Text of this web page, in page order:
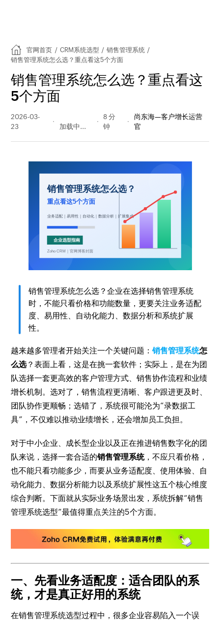
官网首页 / CRM系统选型 / 销售管理系统 /
销售管理系统怎么选？重点看这5个方面
销售管理系统怎么选？重点看这
5个方面
2026-03-
23
量
8 分
钟
尚东海—客户增长运营
官
销售管理系统怎么选？企业在选择销售管理系统
时，不能只看价格和功能数量，更要关注业务适配
度、易用性、自动化能力、数据分析和系统扩展
性。
越来越多管理者开始关注一个关键问题：销售管理系统怎
么选？表面上看，这是在挑一套软件；实际上，是在为团
队选择一套更高效的客户管理方式、销售协作流程和业绩
增长机制。选对了，销售流程更清晰、客户跟进更及时、
团队协作更顺畅；选错了，系统很可能沦为“录数据工
具”，不仅难以推动业绩增长，还会增加员工负担。
对于中小企业、成长型企业以及正在推进销售数字化的团
队来说，选择一套合适的销售管理系统，不应只看价格，
也不能只看功能多少，而要从业务适配度、使用体验、自
动化能力、数据分析能力以及系统扩展性这五个核心维度
综合判断。下面就从实际业务场景出发，系统拆解“销售
管理系统选型”最值得重点关注的5个方面。
一、先看业务适配度：适合团队的系
统，才是真正好用的系统
在销售管理系统选型过程中，很多企业容易陷入一个误